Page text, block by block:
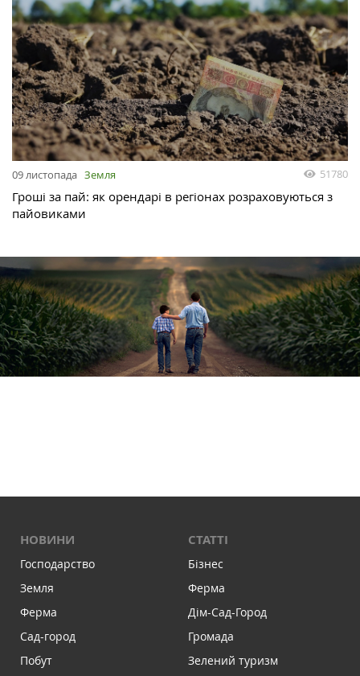
09 листопада Земля 51780
Гроші за пай: як орендарі в регіонах розраховуються з
пайовиками
НОВИНИ
Господарство
Земля
Ферма
Сад-город
Побут
СТАТТІ
Бізнес
Ферма
Дім-Сад-Город
Громада
Зелений туризм